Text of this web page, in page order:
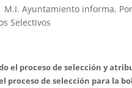
M.I. Ayuntamiento informa,
Selectivos
el proceso de selección y
proceso de selección para la